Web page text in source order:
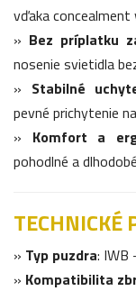
vďaka concealment
» Bez príplatku
nosenie svietidla
» Stabilné
pevné prichytenie
» Komfort a
pohodlné a
TECHNICKÉ
» Typ puzdra: IWB
» Kompatibilita